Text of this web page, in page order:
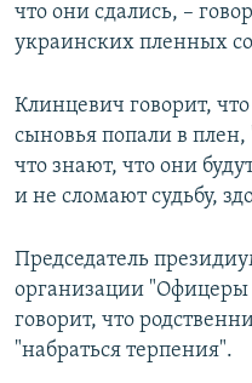
что они сдались, –
украинских пленных
Клинцевич говорит,
сыновья попали в плен,
что знают, что они
и не сломают судьбу,
Председатель
организации "Офицеры
говорит, что
"набраться терпения".